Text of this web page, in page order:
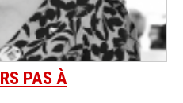
PAS À